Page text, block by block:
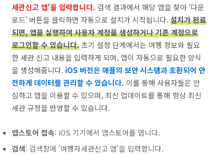
세관신고 앱'을 입력합니다. 검색 결과에서 해당 앱을 찾아 '다운
로드' 버튼을 클릭하면 자동으로 설치가 시작됩니다. 설치가 완료
되면, 앱을 실행하여 사용자 계정을 생성하거나 기존 계정으로
로그인할 수 있습니다.초기 설정 단계에서는 여행 정보와 필요
한 세관 신고 내용을 입력하게 되며, 앱이 자동으로 필요한 양식
을 생성해줍니다. iOS 버전은 애플의 보안 시스템과 호환되어 안
전하게 데이터를 관리할 수 있습니다. 이를 통해 사용자들은 안
심하고 앱을 이용할 수 있으며, 최신 업데이트를 통해 항상 최신
세관 규정을 반영할 수 있습니다.
앱스토어 접속: iOS 기기에서 앱스토어를 엽니다.
검색: 검색창에 '여행자세관신고 앱'을 입력합니다.